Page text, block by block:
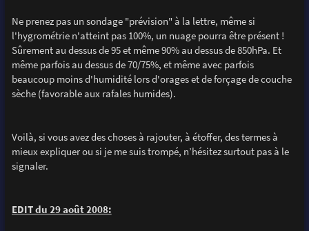
Ne prenez pas un sondage "prévision" à la lettre, même si
l'hygrométrie n'atteint pas 100%, un nuage pourra être présent !
Sûrement au dessus de 95 et même 90% au dessus de 850hPa. Et
même parfois au dessus de 70/75%, et même avec parfois
beaucoup moins d'humidité lors d'orages et de forçage de couche
sèche (favorable aux rafales humides).
Voilà, si vous avez des choses à rajouter, à étoffer, des termes à
mieux expliquer ou si je me suis trompé, n’hésitez surtout pas à le
signaler.
EDIT du 29 août 2008: